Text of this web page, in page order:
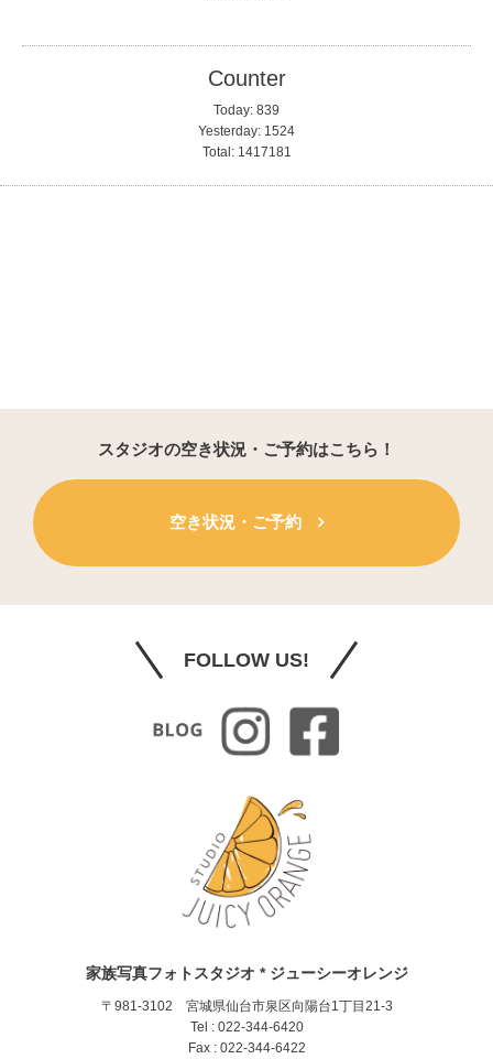
Counter
Today: 839
Yesterday: 1524
Total: 1417181
スタジオの空き状況・ご予約はこちら！
空き状況・ご予約
FOLLOW US!
家族写真フォトスタジオ * ジューシーオレンジ
〒981-3102 宮城県仙台市泉区向陽台1丁目21-3
Tel : 022-344-6420
Fax : 022-344-6422